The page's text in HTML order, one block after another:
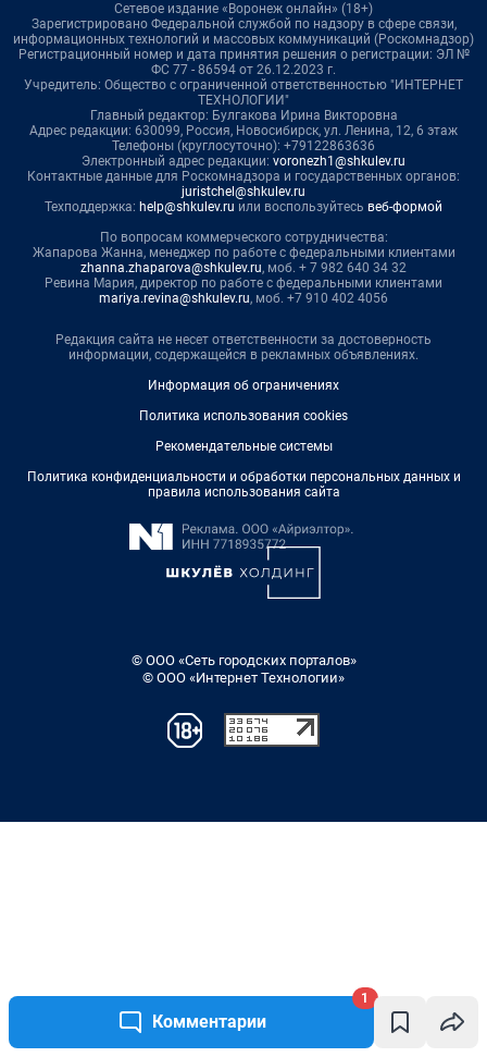
Комментарии
1
Сетевое издание «Воронеж онлайн» (18+)
Зарегистрировано Федеральной службой по надзору в сфере связи,
информационных технологий и массовых коммуникаций (Роскомнадзор)
Регистрационный номер и дата принятия решения о регистрации: ЭЛ №
ФС 77 - 86594 от 26.12.2023 г.
Учредитель: Общество с ограниченной ответственностью "ИНТЕРНЕТ
ТЕХНОЛОГИИ"
Главный редактор: Булгакова Ирина Викторовна
Адрес редакции: 630099, Россия, Новосибирск, ул. Ленина, 12, 6 этаж
Телефоны (круглосуточно): +79122863636
Электронный адрес редакции: voronezh1@shkulev.ru
Контактные данные для Роскомнадзора и государственных органов:
juristchel@shkulev.ru
Техподдержка: help@shkulev.ru или воспользуйтесь веб-формой
По вопросам коммерческого сотрудничества:
Жапарова Жанна, менеджер по работе с федеральными клиентами
zhanna.zhaparova@shkulev.ru, моб. + 7 982 640 34 32
Ревина Мария, директор по работе с федеральными клиентами
mariya.revina@shkulev.ru, моб. +7 910 402 4056
Редакция сайта не несет ответственности за достоверность
информации, содержащейся в рекламных объявлениях.
Информация об ограничениях
Политика использования cookies
Рекомендательные системы
Политика конфиденциальности и обработки персональных данных и
правила использования сайта
© ООО «Сеть городских порталов»
© ООО «Интернет Технологии»